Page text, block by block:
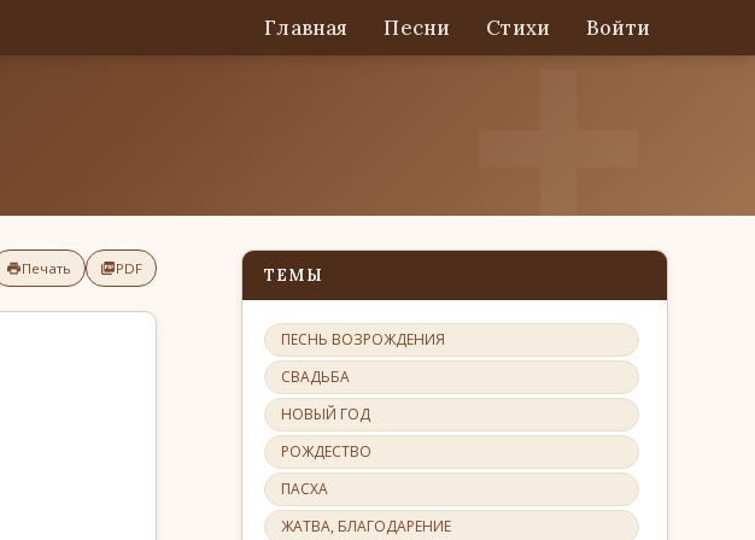
Главная Песни Стихи Войти
Печать PDF ТЕМЫ
ПЕСНЬ ВОЗРОЖДЕНИЯ
СВАДЬБА
НОВЫЙ ГОД
РОЖДЕСТВО
ПАСХА
ЖАТВА, БЛАГОДАРЕНИЕ